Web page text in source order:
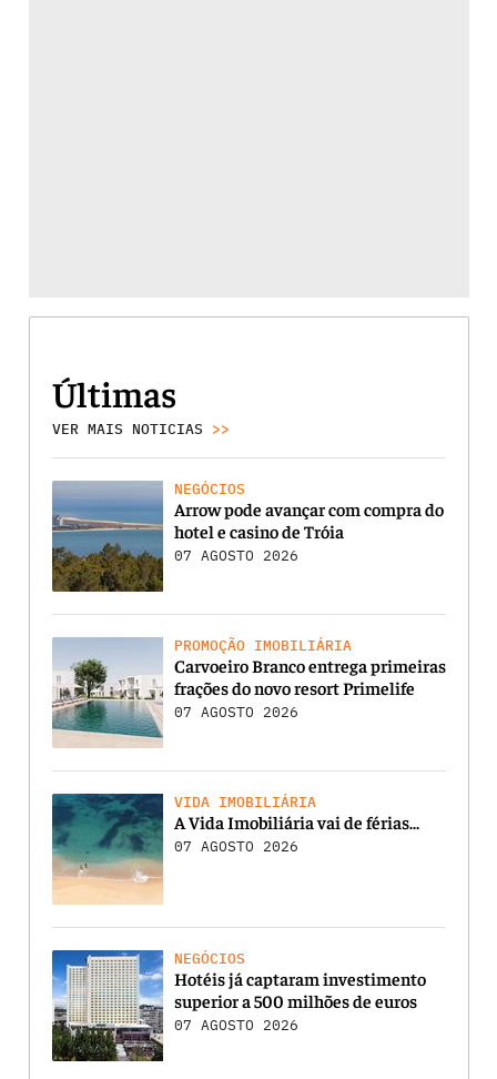
Últimas
VER MAIS NOTICIAS >>
NEGÓCIOS
Arrow pode avançar com compra do
hotel e casino de Tróia
07 AGOSTO 2026
PROMOÇÃO IMOBILIÁRIA
Carvoeiro Branco entrega primeiras
frações do novo resort Primelife
07 AGOSTO 2026
VIDA IMOBILIÁRIA
A Vida Imobiliária vai de férias…
07 AGOSTO 2026
NEGÓCIOS
Hotéis já captaram investimento
superior a 500 milhões de euros
07 AGOSTO 2026